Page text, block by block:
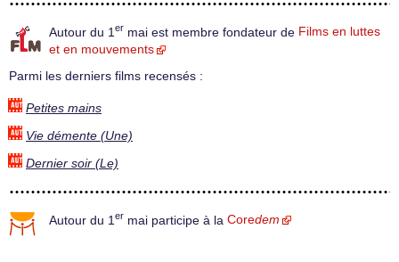
Autour du 1 er mai est membre fondateur de Films en luttes
et en mouvements
Parmi les derniers films recensés :
Petites mains
Vie démente (Une)
Dernier soir (Le)
Autour du 1 er mai participe à la Coredem